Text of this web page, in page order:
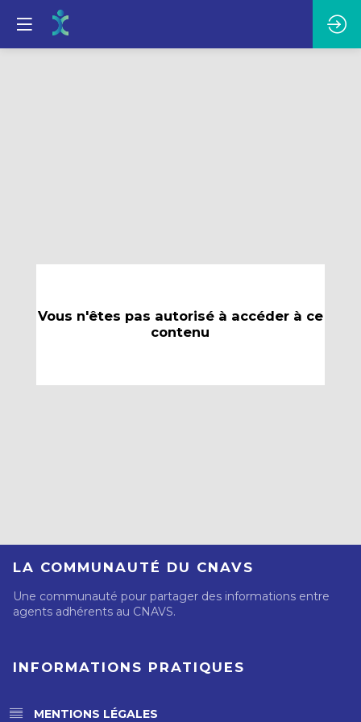
Vous n'êtes pas autorisé à accéder à ce
contenu
LA COMMUNAUTÉ DU CNAVS
Une communauté pour partager des informations entre
agents adhérents au CNAVS.
INFORMATIONS PRATIQUES
MENTIONS LÉGALES